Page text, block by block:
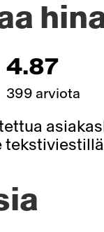
4.87
399 arviota